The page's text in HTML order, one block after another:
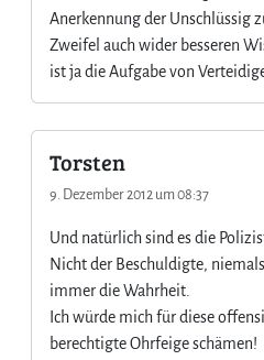
Anerkennung der Unschlüssig
Zweifel auch wider besseren
ist ja die Aufgabe von
Torsten
9. Dezember 2012 um 08:37
Und natürlich sind es die
Nicht der Beschuldigte,
immer die Wahrheit.
Ich würde mich für diese
berechtigte Ohrfeige schämen!